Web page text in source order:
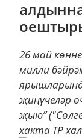
26 май
милли
җиңүчеләр
җыю”
хакта ТР